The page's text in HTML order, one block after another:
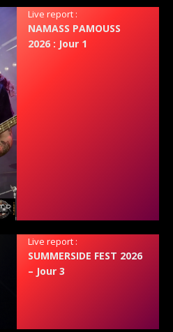
Live report :
NAMASS PAMOUSS
2026 : Jour 1
Live report :
SUMMERSIDE FEST 2026
– Jour 3